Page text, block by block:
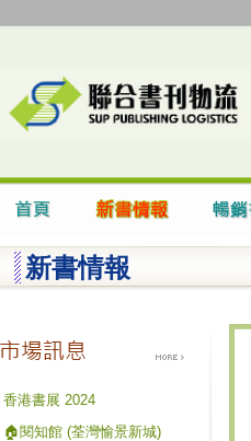
新書情報
香港書展 2024
🏠閱知館 (荃灣愉景新城)